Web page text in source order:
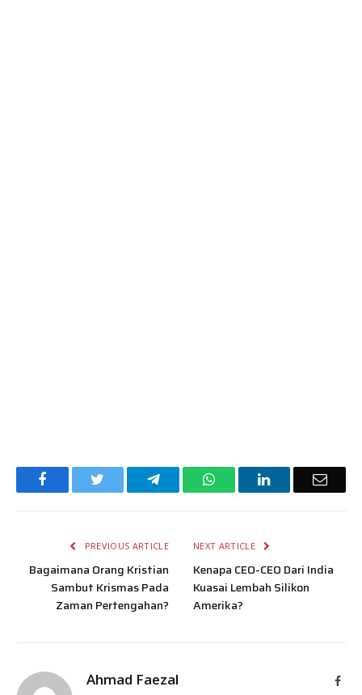
Facebook TelegramWhatsAppLinkedIn Email
PREVIOUS ARTICLE
Bagaimana Orang Kristian
Sambut Krismas Pada
Zaman Pertengahan?
NEXT ARTICLE
Kenapa CEO-CEO Dari India
Kuasai Lembah Silikon
Amerika?
Ahmad Faezal